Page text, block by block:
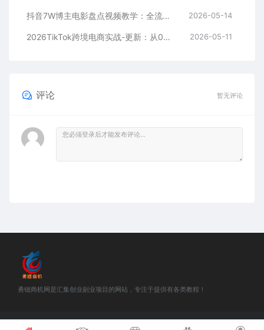
抖音7W博主电影盘点视频教学：全流程剪辑制作+收益开通+商单收徒，零基础快速变现 2026-05-14
2026TikTok跨境电商实战-更新：从0到1跑通注册选品上架，出单发货回款全流程手把手教学 2026-05-11
评论 暂无评论
勇锶商机网是汇集创业副业项目的网站，专注于提供有各类教程！
©2018-2021 勇锶商机网 站内部分资源收集于网络，若侵犯了您的合法